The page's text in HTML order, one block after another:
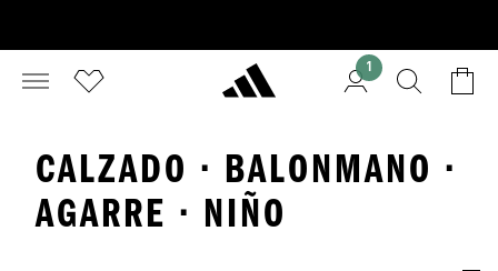
1
CALZADO · BALONMANO ·
AGARRE · NIÑO